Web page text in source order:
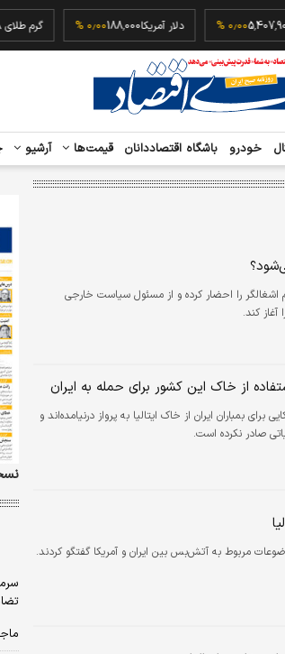
5,407,901.78۰٫۰۰ % دلار آمریکا188,000۰٫۰۰ % گرم
خودرو باشگاه اقتصاددانان قیمت‌ها آرشیو
رم سفیر رژیم اشغالگر را احضار کرده و از مسئول سیاست خارجی
کند.
از خاک این کشور برای حمله به ایران
برای بمباران ایران از خاک ایتالیا به پرواز درنیامده‌اند و
صادر نکرده است.
موضوعات مربوط به آتش‌بس بین ایران و آمریکا گفتگو کردند.